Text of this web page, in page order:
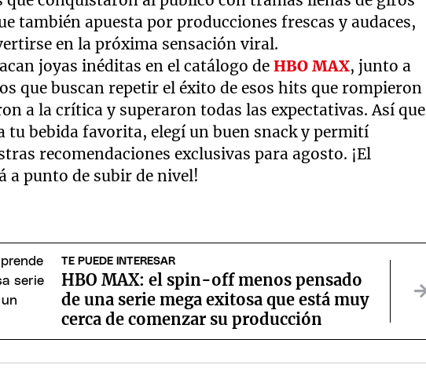
también apuesta por producciones frescas y audaces,
en la próxima sensación viral.
joyas inéditas en el catálogo deHBO MAX, junto a
que buscan repetir el éxito de esos hits que rompieron
a la crítica y superaron todas las expectativas. Así que
tu bebida favorita, elegí un buen snack y permití
recomendaciones exclusivas para agosto. ¡El
a punto de subir de nivel!
TE PUEDE INTERESAR
HBO MAX: el spin-off menos pensado
de una serie mega exitosa que está muy
cerca de comenzar su producción